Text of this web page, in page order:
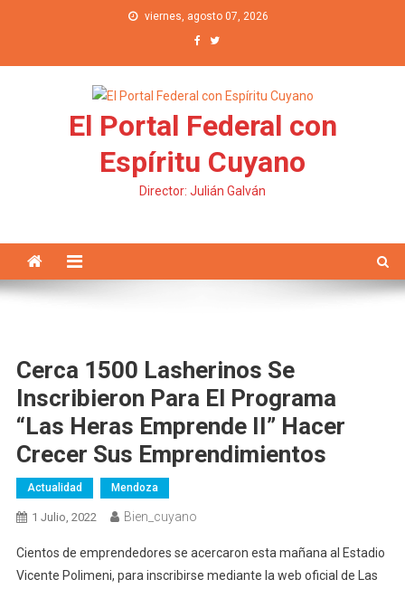
viernes, agosto 07, 2026
El Portal Federal con
Espíritu Cuyano
Director: Julián Galván
Cerca 1500 Lasherinos Se
Inscribieron Para El Programa
“Las Heras Emprende II” Hacer
Crecer Sus Emprendimientos
Actualidad Mendoza
1 Julio, 2022 Bien_cuyano
Cientos de emprendedores se acercaron esta mañana al Estadio
Vicente Polimeni, para inscribirse mediante la web oficial de Las